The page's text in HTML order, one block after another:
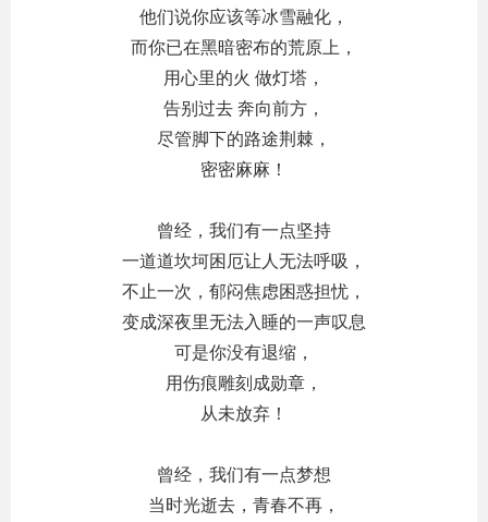
他们说你应该等冰雪融化，
而你已在黑暗密布的荒原上，
用心里的火 做灯塔，
告别过去 奔向前方，
尽管脚下的路途荆棘，
密密麻麻！
曾经，我们有一点坚持
一道道坎坷困厄让人无法呼吸，
不止一次，郁闷焦虑困惑担忧，
变成深夜里无法入睡的一声叹息
可是你没有退缩，
用伤痕雕刻成勋章，
从未放弃！
曾经，我们有一点梦想
当时光逝去，青春不再，